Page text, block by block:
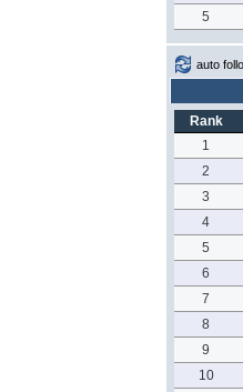
5
auto
Rank
1
2
3
4
5
6
7
8
9
10